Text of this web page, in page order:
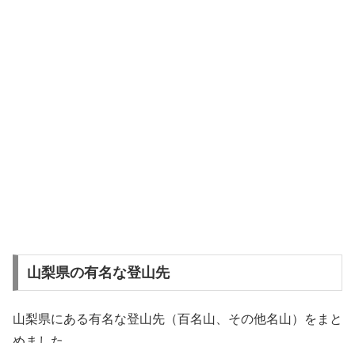
山梨県の有名な登山先
山梨県にある有名な登山先（百名山、その他名山）をまと